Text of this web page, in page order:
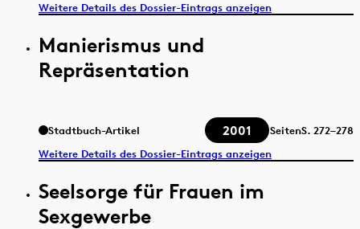
Weitere Details des Dossier-Eintrags anzeigen
Manierismus und
Repräsentation
Stadtbuch-Artikel 2001 SeitenS. 272–278
Weitere Details des Dossier-Eintrags anzeigen
Seelsorge für Frauen im
Sexgewerbe